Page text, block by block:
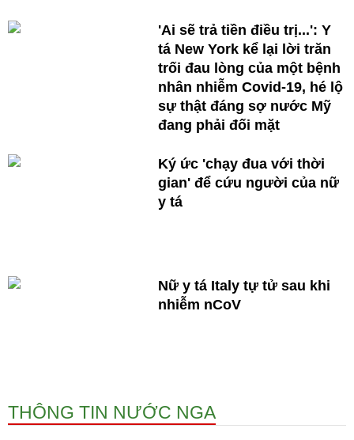
'Ai sẽ trả tiền điều trị...': Y
tá New York kể lại lời trăn
trối đau lòng của một bệnh
nhân nhiễm Covid-19, hé lộ
sự thật đáng sợ nước Mỹ
đang phải đối mặt
Ký ức 'chạy đua với thời
gian' để cứu người của nữ
y tá
Nữ y tá Italy tự tử sau khi
nhiễm nCoV
THÔNG TIN NƯỚC NGA